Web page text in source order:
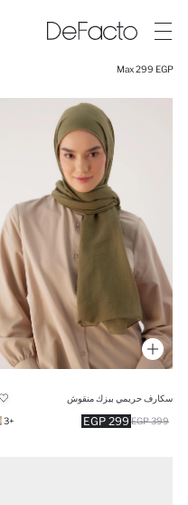
Max 299 EGP
سكارف حريمي بيزك منقوش
299 EGP 399 EGP
+3